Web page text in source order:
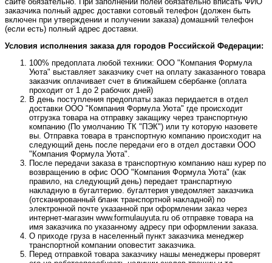
заказчика полный адрес доставки сотовый телефон (должен быть
включен при утверждении и получении заказа) домашний телефон
(если есть) полный адрес доставки.
Условия исполнения заказа для городов Российской Федерации:
100% предоплата любой техники: ООО "Компания Формула
Уюта" выставляет заказчику счет на оплату заказанного товара
заказчик оплачивает счет в ближайшем сбербанке (оплата
проходит от 1 до 2 рабочих дней)
В день поступления предоплаты заказ перидается в отдел
доставки ООО "Компания Формула Уюта" где происходит
отгрузка товара на отправку закащику через транспортную
компанию (По умолчанию ТК "ПЭК") или ту которую назовете
вы. Отправка товара в транспортную компанию происходит на
следующий день после передачи его в отдел доставки ООО
"Компания Формула Уюта".
После передачи заказа в транспортную компанию наш курер по
возвращению в офис ООО "Компания Формула Уюта" (как
правило, на следующий день) передает транспартную
накладную в бугалтерию. бугалтерия уведомляет заказчика
(отсканированный бланк транспортной накладной) по
электронной почте указанной при оформлении заказ через
интернет-магазин www.formulauyuta.ru об отправке товара на
имя заказчика по указанному адресу при оформлении заказа.
О приходе груза в населенный пункт заказчика менеджер
транспортной компании оповестит заказчика.
Перед отправкой товара заказчику нашы менеджеры проверят